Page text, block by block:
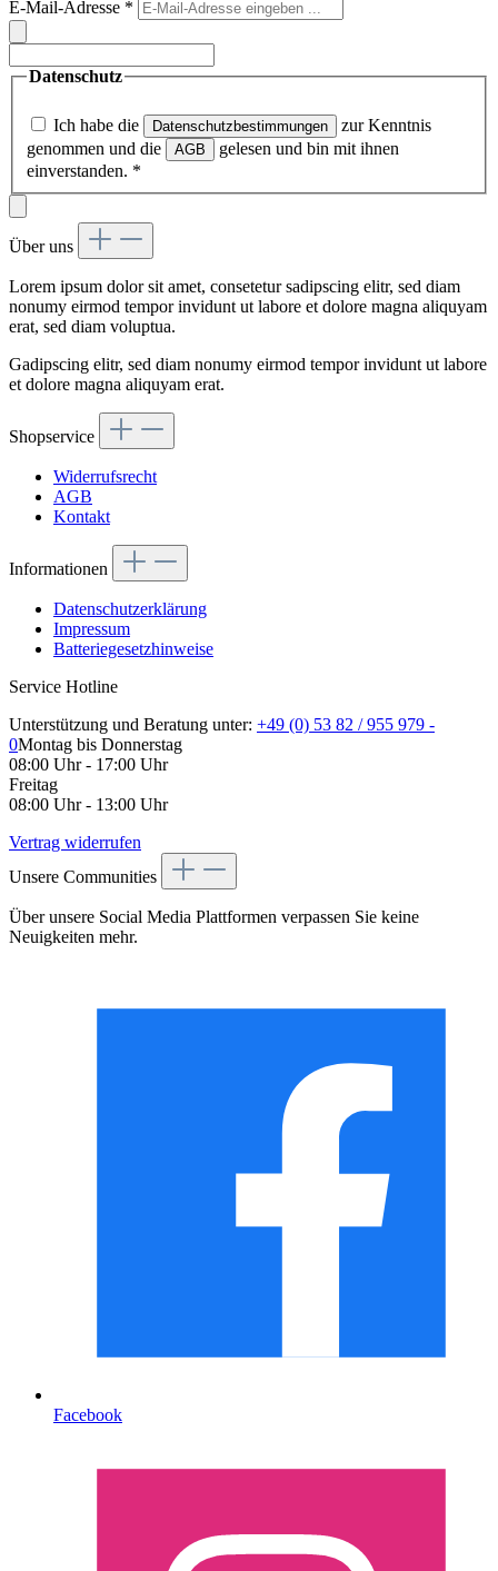
E-Mail-Adresse *
Datenschutz
Ich habe die Datenschutzbestimmungen
zur Kenntnis
genommen und die
AGB
gelesen und bin mit ihnen
einverstanden. *
Über uns
Lorem ipsum dolor sit amet, consetetur sadipscing elitr, sed diam
nonumy eirmod tempor invidunt ut labore et dolore magna aliquyam
erat, sed diam voluptua.
Gadipscing elitr, sed diam nonumy eirmod tempor invidunt ut labore
et dolore magna aliquyam erat.
Shopservice
Widerrufsrecht
AGB
Kontakt
Informationen
Datenschutzerklärung
Impressum
Batteriegesetzhinweise
Service Hotline
Unterstützung und Beratung unter: +49 (0) 53 82 / 955 979 -
0Montag bis Donnerstag
08:00 Uhr - 17:00 Uhr
Freitag
08:00 Uhr - 13:00 Uhr
Vertrag widerrufen
Unsere Communities
Über unsere Social Media Plattformen verpassen Sie keine
Neuigkeiten mehr.
Facebook